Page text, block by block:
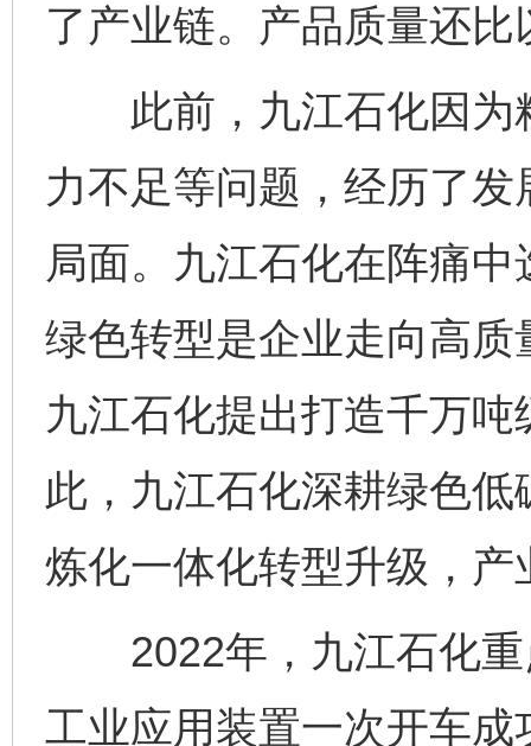
了产业链。产品质量还
此前，九江石化因为
力不足等问题，经历了发
局面。九江石化在阵痛
绿色转型是企业走向高
九江石化提出打造千万
此，九江石化深耕绿色
炼化一体化转型升级，
2022年，九江石化重
工业应用装置一次开车